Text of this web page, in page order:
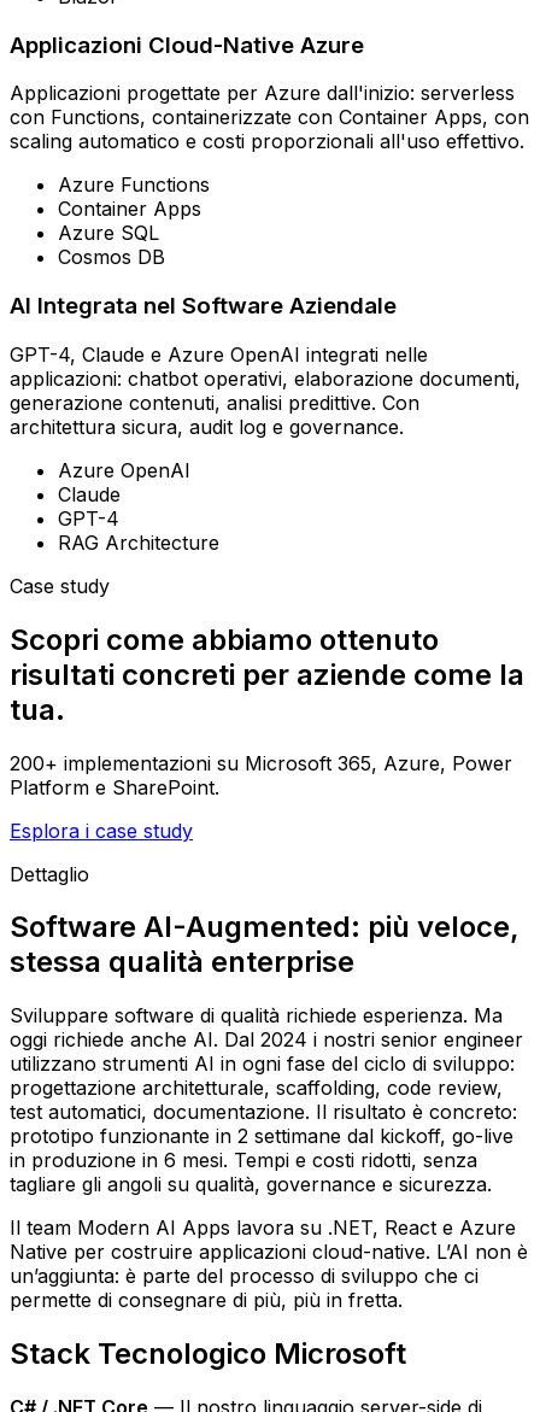
Applicazioni Cloud-Native Azure
Applicazioni progettate per Azure dall'inizio: serverless
con Functions, containerizzate con Container Apps, con
scaling automatico e costi proporzionali all'uso effettivo.
Azure Functions
Container Apps
Azure SQL
Cosmos DB
AI Integrata nel Software Aziendale
GPT-4, Claude e Azure OpenAI integrati nelle
applicazioni: chatbot operativi, elaborazione documenti,
generazione contenuti, analisi predittive. Con
architettura sicura, audit log e governance.
Azure OpenAI
Claude
GPT-4
RAG Architecture
Case study
Scopri come abbiamo ottenuto
risultati concreti per aziende come la
tua.
200+ implementazioni su Microsoft 365, Azure, Power
Platform e SharePoint.
Esplora i case study
Dettaglio
Software AI-Augmented: più veloce,
stessa qualità enterprise
Sviluppare software di qualità richiede esperienza. Ma
oggi richiede anche AI. Dal 2024 i nostri senior engineer
utilizzano strumenti AI in ogni fase del ciclo di sviluppo:
progettazione architetturale, scaffolding, code review,
test automatici, documentazione. Il risultato è concreto:
prototipo funzionante in 2 settimane dal kickoff, go-live
in produzione in 6 mesi. Tempi e costi ridotti, senza
tagliare gli angoli su qualità, governance e sicurezza.
Il team Modern AI Apps lavora su .NET, React e Azure
Native per costruire applicazioni cloud-native. L’AI non è
un’aggiunta: è parte del processo di sviluppo che ci
permette di consegnare di più, più in fretta.
Stack Tecnologico Microsoft